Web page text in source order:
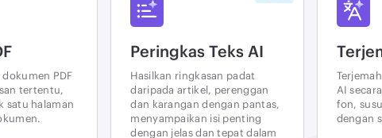
PDF
tertentu,
satu halaman
Peringkas Teks AI
Hasilkan ringkasan padat
daripada artikel, perenggan
dan karangan dengan pantas,
menyampaikan isi penting
dengan jelas dan tepat dalam
AI
fon,
dengan